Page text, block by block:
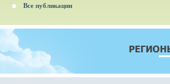
Все публикации